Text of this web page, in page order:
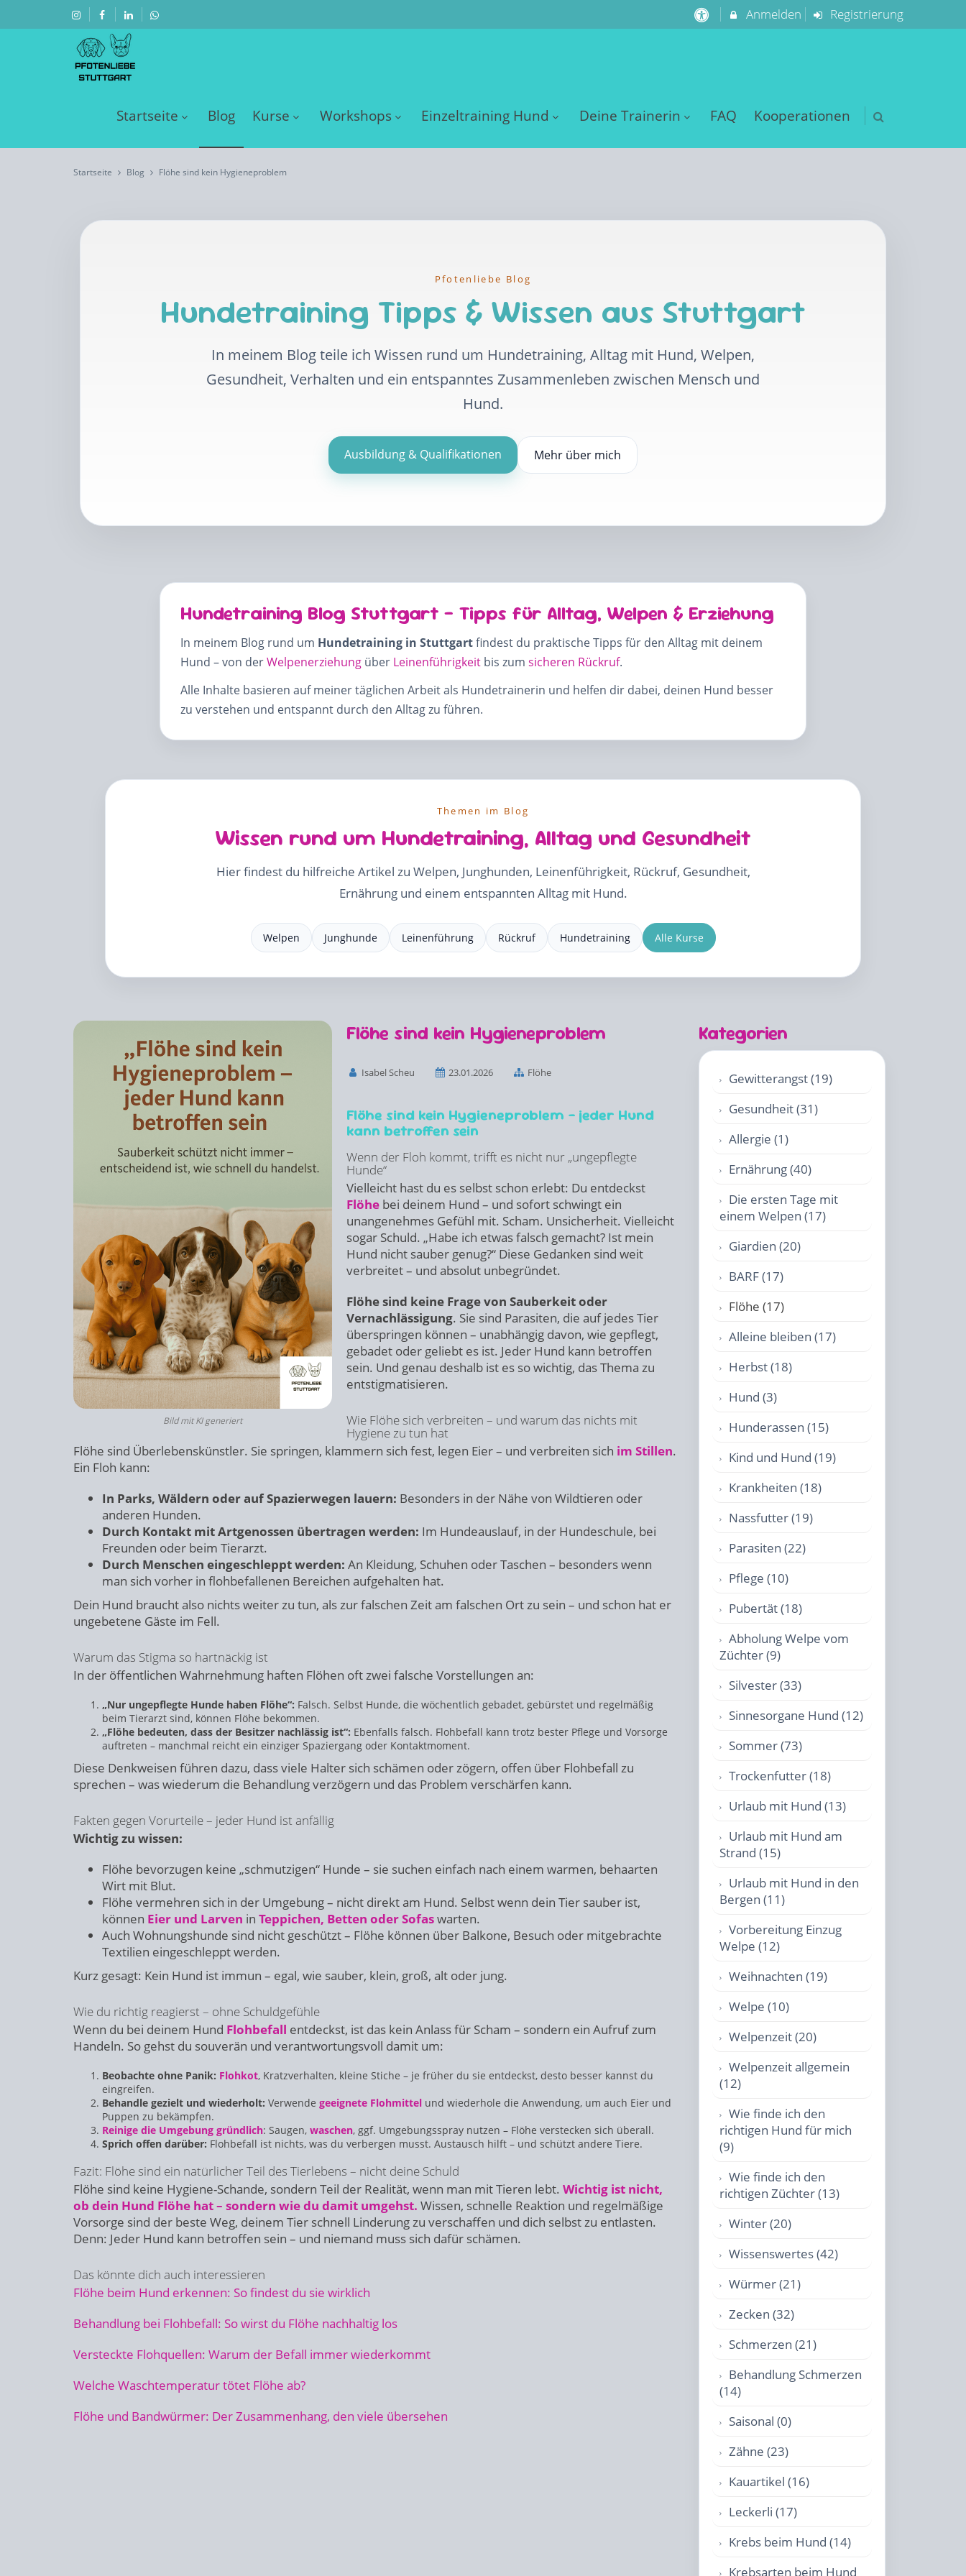
Anmelden Registrierung
Startseite Blog Kurse Workshops Einzeltraining Hund Deine Trainerin FAQ Kooperationen
Startseite Blog Flöhe sind kein Hygieneproblem
Pfotenliebe Blog
Hundetraining Tipps & Wissen aus Stuttgart
In meinem Blog teile ich Wissen rund um Hundetraining, Alltag mit Hund, Welpen,
Gesundheit, Verhalten und ein entspanntes Zusammenleben zwischen Mensch und
Hund.
Ausbildung & Qualifikationen Mehr über mich
Hundetraining Blog Stuttgart – Tipps für Alltag, Welpen & Erziehung
In meinem Blog rund um Hundetraining in Stuttgartfindest du praktische Tipps für den Alltag mit deinem
Hund – von derWelpenerziehung über Leinenführigkeit bis zum sicheren Rückruf.
Alle Inhalte basieren auf meiner täglichen Arbeit als Hundetrainerin und helfen dir dabei, deinen Hund besser
zu verstehen und entspannt durch den Alltag zu führen.
Themen im Blog
Wissen rund um Hundetraining, Alltag und Gesundheit
Hier findest du hilfreiche Artikel zu Welpen, Junghunden, Leinenführigkeit, Rückruf, Gesundheit,
Ernährung und einem entspannten Alltag mit Hund.
Welpen Junghunde Leinenführung Rückruf Hundetraining Alle Kurse
Bild mit KI generiert
Flöhe sind kein Hygieneproblem
Isabel Scheu 23.01.2026 Flöhe
Flöhe sind kein Hygieneproblem – jeder Hund
kann betroffen sein
Wenn der Floh kommt, trifft es nicht nur „ungepflegte
Hunde“
Vielleicht hast du es selbst schon erlebt: Du entdeckst
Flöhe bei deinem Hund – und sofort schwingt ein
unangenehmes Gefühl mit. Scham. Unsicherheit. Vielleicht
sogar Schuld. „Habe ich etwas falsch gemacht? Ist mein
Hund nicht sauber genug?“ Diese Gedanken sind weit
verbreitet – und absolut unbegründet.
Flöhe sind keine Frage von Sauberkeit oder
Vernachlässigung. Sie sind Parasiten, die auf jedes Tier
überspringen können – unabhängig davon, wie gepflegt,
gebadet oder geliebt es ist. Jeder Hund kann betroffen
sein. Und genau deshalb ist es so wichtig, das Thema zu
entstigmatisieren.
Wie Flöhe sich verbreiten – und warum das nichts mit
Hygiene zu tun hat
Flöhe sind Überlebenskünstler. Sie springen, klammern sich fest, legen Eier – und verbreiten sich im Stillen.
Ein Floh kann:
In Parks, Wäldern oder auf Spazierwegen lauern: Besonders in der Nähe von Wildtieren oder
anderen Hunden.
Durch Kontakt mit Artgenossen übertragen werden: Im Hundeauslauf, in der Hundeschule, bei
Freunden oder beim Tierarzt.
Durch Menschen eingeschleppt werden: An Kleidung, Schuhen oder Taschen – besonders wenn
man sich vorher in flohbefallenen Bereichen aufgehalten hat.
Dein Hund braucht also nichts weiter zu tun, als zur falschen Zeit am falschen Ort zu sein – und schon hat er
ungebetene Gäste im Fell.
Warum das Stigma so hartnäckig ist
In der öffentlichen Wahrnehmung haften Flöhen oft zwei falsche Vorstellungen an:
„Nur ungepflegte Hunde haben Flöhe“: Falsch. Selbst Hunde, die wöchentlich gebadet, gebürstet und regelmäßig
beim Tierarzt sind, können Flöhe bekommen.
„Flöhe bedeuten, dass der Besitzer nachlässig ist“: Ebenfalls falsch. Flohbefall kann trotz bester Pflege und Vorsorge
auftreten – manchmal reicht ein einziger Spaziergang oder Kontaktmoment.
Diese Denkweisen führen dazu, dass viele Halter sich schämen oder zögern, offen über Flohbefall zu
sprechen – was wiederum die Behandlung verzögern und das Problem verschärfen kann.
Fakten gegen Vorurteile – jeder Hund ist anfällig
Wichtig zu wissen:
Flöhe bevorzugen keine „schmutzigen“ Hunde – sie suchen einfach nach einem warmen, behaarten
Wirt mit Blut.
Flöhe vermehren sich in der Umgebung – nicht direkt am Hund. Selbst wenn dein Tier sauber ist,
können Eier und Larven in Teppichen, Betten oder Sofaswarten.
Auch Wohnungshunde sind nicht geschützt – Flöhe können über Balkone, Besuch oder mitgebrachte
Textilien eingeschleppt werden.
Kurz gesagt: Kein Hund ist immun – egal, wie sauber, klein, groß, alt oder jung.
Wie du richtig reagierst – ohne Schuldgefühle
Wenn du bei deinem Hund Flohbefall entdeckst, ist das kein Anlass für Scham – sondern ein Aufruf zum
Handeln. So gehst du souverän und verantwortungsvoll damit um:
Beobachte ohne Panik: Flohkot, Kratzverhalten, kleine Stiche – je früher du sie entdeckst, desto besser kannst du
eingreifen.
Behandle gezielt und wiederholt: Verwende geeignete Flohmittel und wiederhole die Anwendung, um auch Eier und
Puppen zu bekämpfen.
Reinige die Umgebung gründlich: Saugen, waschen, ggf. Umgebungsspray nutzen – Flöhe verstecken sich überall.
Sprich offen darüber: Flohbefall ist nichts, was du verbergen musst. Austausch hilft – und schützt andere Tiere.
Fazit: Flöhe sind ein natürlicher Teil des Tierlebens – nicht deine Schuld
Flöhe sind keine Hygiene-Schande, sondern Teil der Realität, wenn man mit Tieren lebt. Wichtig ist nicht,
ob dein Hund Flöhe hat – sondern wie du damit umgehst. Wissen, schnelle Reaktion und regelmäßige
Vorsorge sind der beste Weg, deinem Tier schnell Linderung zu verschaffen und dich selbst zu entlasten.
Denn: Jeder Hund kann betroffen sein – und niemand muss sich dafür schämen.
Das könnte dich auch interessieren
Flöhe beim Hund erkennen: So findest du sie wirklich
Behandlung bei Flohbefall: So wirst du Flöhe nachhaltig los
Versteckte Flohquellen: Warum der Befall immer wiederkommt
Welche Waschtemperatur tötet Flöhe ab?
Flöhe und Bandwürmer: Der Zusammenhang, den viele übersehen
Kategorien
Gewitterangst (19)
Gesundheit (31)
Allergie (1)
Ernährung (40)
Die ersten Tage mit
einem Welpen (17)
Giardien (20)
BARF (17)
Flöhe (17)
Alleine bleiben (17)
Herbst (18)
Hund (3)
Hunderassen (15)
Kind und Hund (19)
Krankheiten (18)
Nassfutter (19)
Parasiten (22)
Pflege (10)
Pubertät (18)
Abholung Welpe vom
Züchter (9)
Silvester (33)
Sinnesorgane Hund (12)
Sommer (73)
Trockenfutter (18)
Urlaub mit Hund (13)
Urlaub mit Hund am
Strand (15)
Urlaub mit Hund in den
Bergen (11)
Vorbereitung Einzug
Welpe (12)
Weihnachten (19)
Welpe (10)
Welpenzeit (20)
Welpenzeit allgemein
(12)
Wie finde ich den
richtigen Hund für mich
(9)
Wie finde ich den
richtigen Züchter (13)
Winter (20)
Wissenswertes (42)
Würmer (21)
Zecken (32)
Schmerzen (21)
Behandlung Schmerzen
(14)
Saisonal (0)
Zähne (23)
Kauartikel (16)
Leckerli (17)
Krebs beim Hund (14)
Krebsarten beim Hund